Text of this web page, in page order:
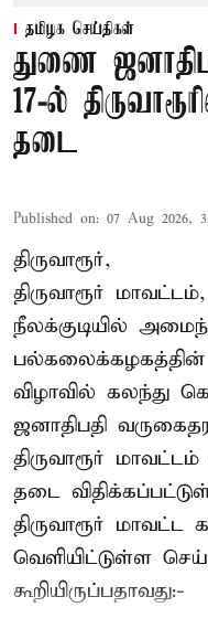
தமிழக செய்திகள்
துணை
17-ல்
தடை
Published on: 07 Aug 2026,
திருவாரூர்,
திருவாரூர்
நீலக்குடியில்
பல்கலைக்கழகத்தின்
விழாவில் கலந்து
ஜனாதிபதி
திருவாரூர்
தடை
திருவாரூர்
வெளியிட்டுள்ள
கூறியிருப்பதாவது:-